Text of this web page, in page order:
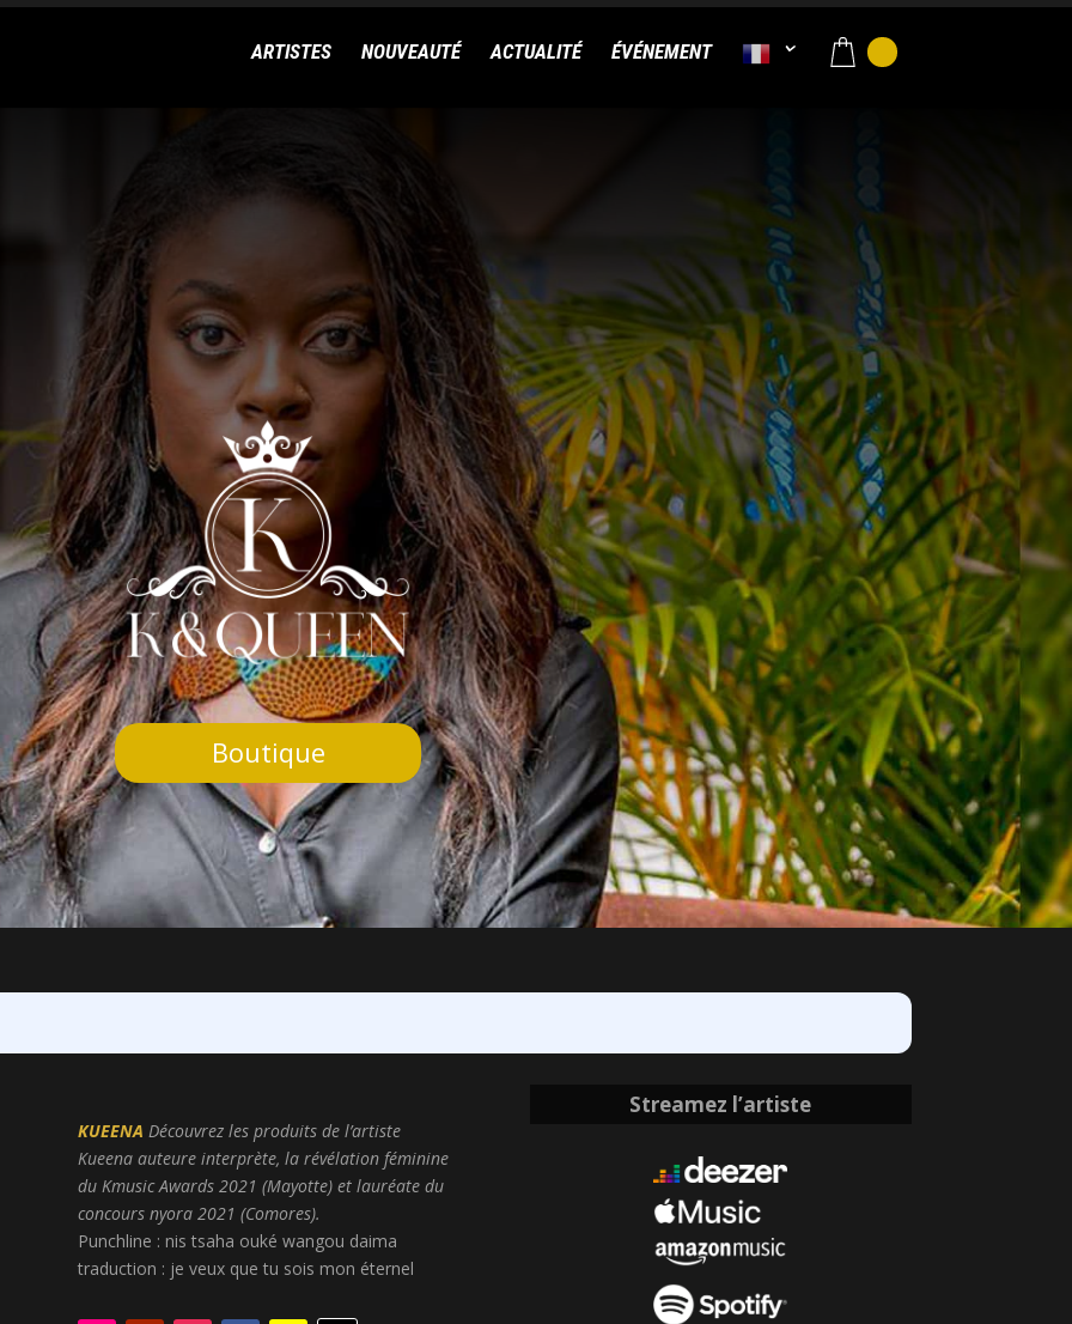
ARTISTES NOUVEAUTÉ ACTUALITÉ ÉVÉNEMENT
Boutique
KUEENA Découvrez les produits de l’artiste
Kueena auteure interprète, la révélation féminine
du Kmusic Awards 2021 (Mayotte) et lauréate du
concours nyora 2021 (Comores).
Punchline : nis tsaha ouké wangou daima
traduction : je veux que tu sois mon éternel
Streamez l’artiste